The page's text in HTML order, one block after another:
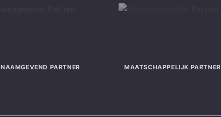
NAAMGEVEND PARTNER MAATSCHAPPELIJK PARTNER